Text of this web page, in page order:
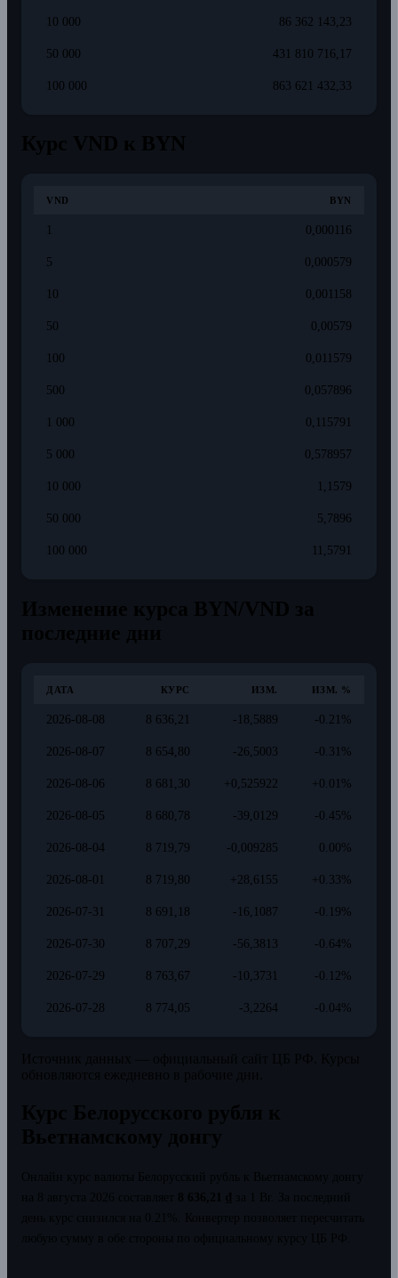
10 000 86 362 143,23
50 000 431 810 716,17
100 000 863 621 432,33
VND BYN
0,000116
5 0,000579
10 0,001158
50 0,00579
100 0,011579
500 0,057896
1 000 0,115791
5 000 0,578957
10 000 1,1579
50 000 5,7896
100 000 11,5791
ДАТА КУРС ИЗМ. ИЗМ. %
2026-08-08 8 636,21 -18,5889 -0.21%
2026-08-07 8 654,80 -26,5003 -0.31%
2026-08-06 8 681,30 +0,525922 +0.01%
2026-08-05 8 680,78 -39,0129 -0.45%
2026-08-04 8 719,79 -0,009285 0.00%
2026-08-01 8 719,80 +28,6155 +0.33%
2026-07-31 8 691,18 -16,1087 -0.19%
2026-07-30 8 707,29 -56,3813 -0.64%
2026-07-29 8 763,67 -10,3731 -0.12%
2026-07-28 8 774,05 -3,2264 -0.04%